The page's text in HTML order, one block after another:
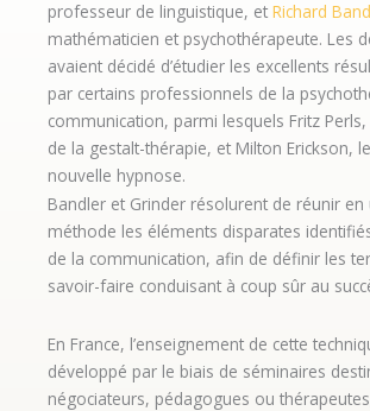
professeur de linguistique, et Richard
mathématicien et psychothérapeute. Les
avaient décidé d’étudier les excellents
par certains professionnels de la
communication, parmi lesquels Fritz
de la gestalt-thérapie, et Milton Erickson,
nouvelle hypnose.
Bandler et Grinder résolurent de réunir en
méthode les éléments disparates
de la communication, afin de définir les
savoir-faire conduisant à coup sûr au
En France, l’enseignement de cette
développé par le biais de séminaires
négociateurs, pédagogues ou